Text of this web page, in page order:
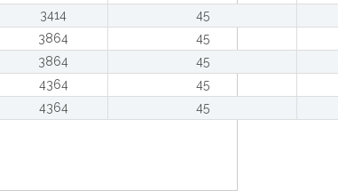
3414 45
3864 45
3864 45
4364 45
4364 45